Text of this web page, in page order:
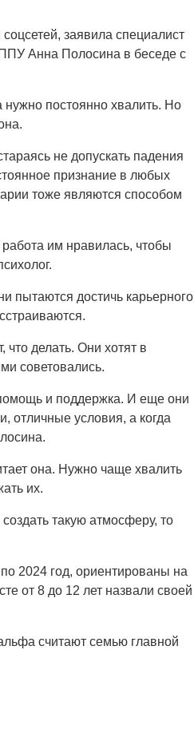
заявила специалист
Анна Полосина в беседе с
постоянно хвалить. Но
не допускать падения
признание в любых
тоже являются способом
им нравилась, чтобы
пытаются достичь карьерного
что делать. Они хотят в
советовались.
и поддержка. И еще они
отличные условия, а когда
она. Нужно чаще хвалить
их.
такую атмосферу, то
2024 год, ориентированы на
от 8 до 12 лет назвали своей
считают семью главной